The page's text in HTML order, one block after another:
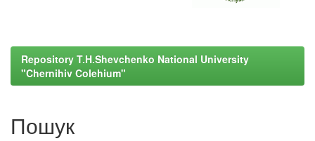
Repository T.H.Shevchenko National University
"Chernihiv Colehium"
Пошук